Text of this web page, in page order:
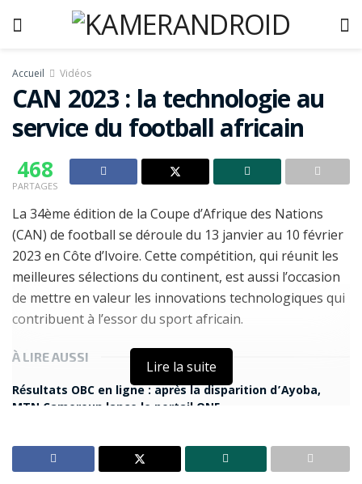
Accueil Vidéos
CAN 2023 : la technologie au
service du football africain
468
PARTAGES
La 34ème édition de la Coupe d’Afrique des Nations
(CAN) de football se déroule du 13 janvier au 10 février
2023 en Côte d’Ivoire. Cette compétition, qui réunit les
meilleures sélections du continent, est aussi l’occasion
de mettre en valeur les innovations technologiques qui
contribuent à l’essor du sport africain.
À LIRE AUSSI
Résultats OBC en ligne : après la disparition d’Ayoba,
MTN Cameroun lance le portail ONE
pourquoi MTN a retiré son « WhatsApp africain » du
Google Play Store
Lire la suite